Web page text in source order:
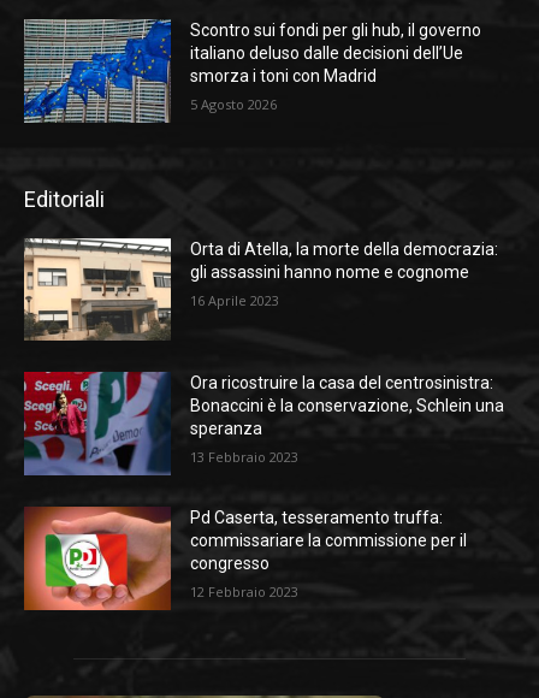
Scontro sui fondi per gli hub, il governo
italiano deluso dalle decisioni dell’Ue
smorza i toni con Madrid
5 Agosto 2026
Editoriali
Orta di Atella, la morte della democrazia:
gli assassini hanno nome e cognome
16 Aprile 2023
Ora ricostruire la casa del centrosinistra:
Bonaccini è la conservazione, Schlein una
speranza
13 Febbraio 2023
Pd Caserta, tesseramento truffa:
commissariare la commissione per il
congresso
12 Febbraio 2023